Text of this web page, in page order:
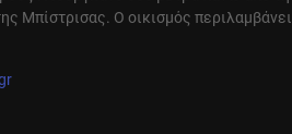
Μπίστρισας. Ο οικισμός περιλαμβάνει